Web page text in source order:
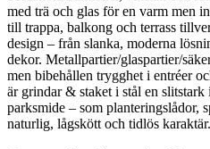
med trä och glas för en varm men
till trappa, balkong och terrass
design – från slanka, moderna
dekor. Metallpartier/glaspartier/
men bibehållen trygghet i entréer
är grindar & staket i stål en
parksmide – som planteringslådor,
naturlig, lågskött och tidlös karaktär.